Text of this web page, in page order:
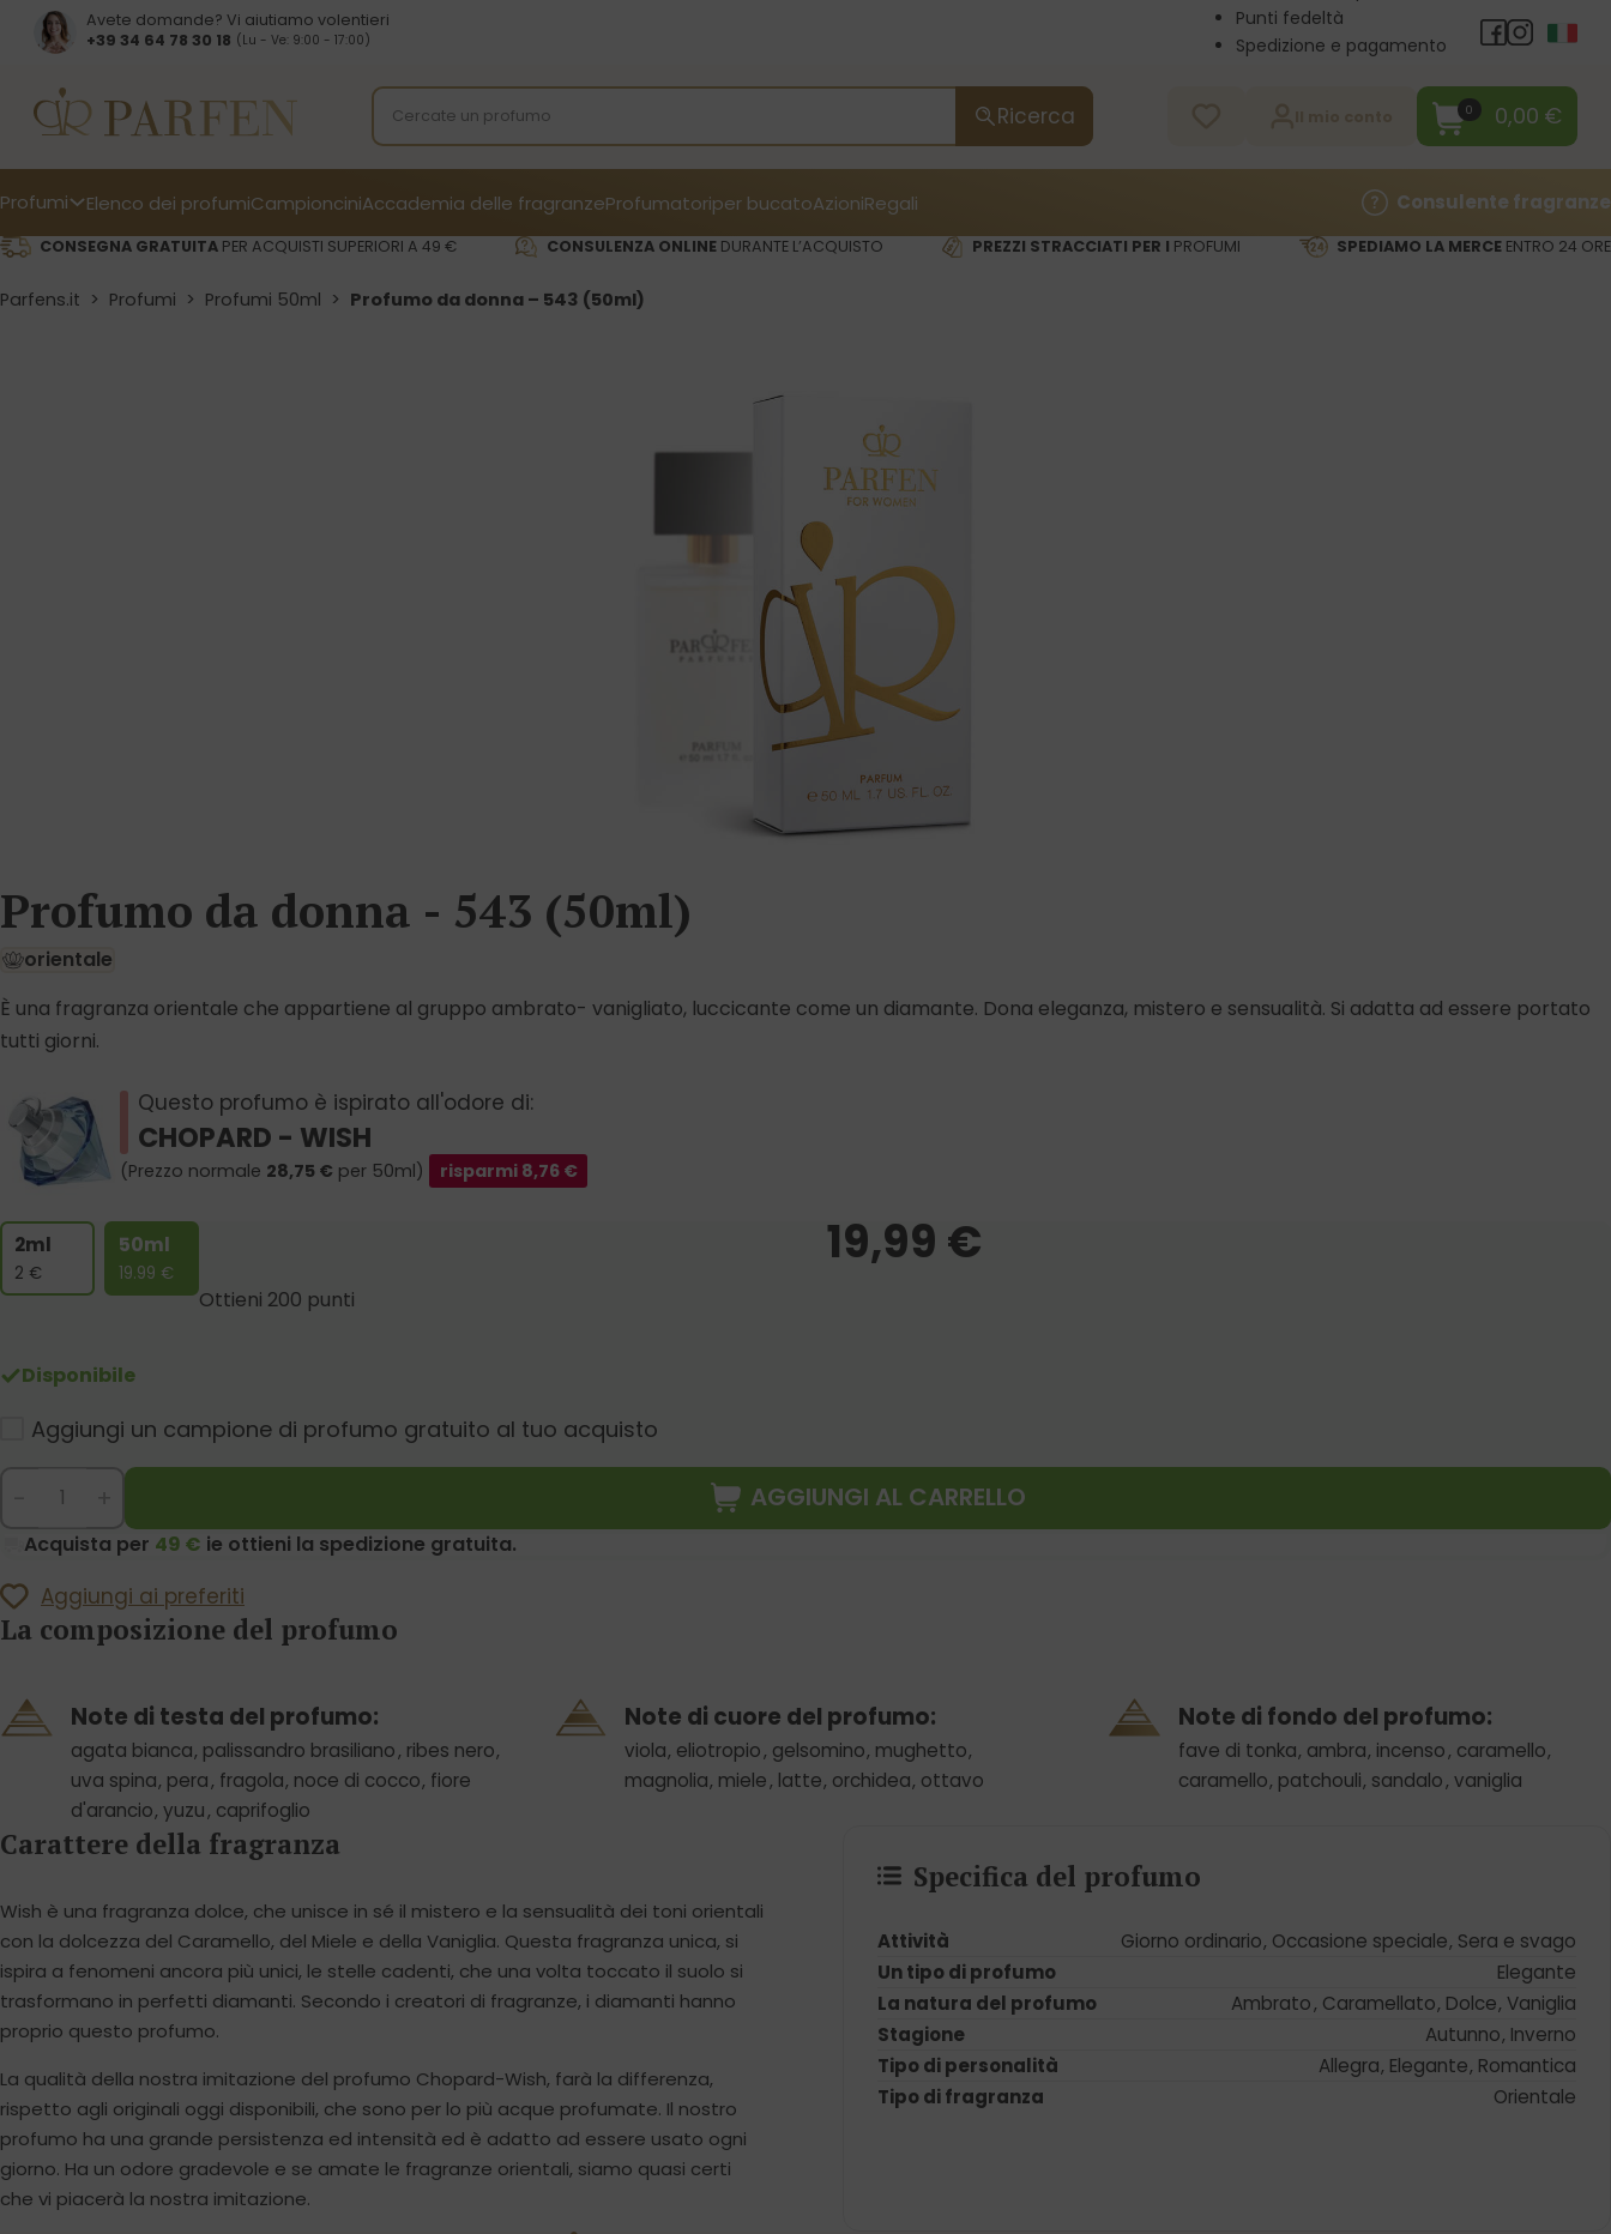
Avete domande? Vi aiutiamo volentieri
+39 34 64 78 30 18 (Lu - Ve: 9:00 - 17:00)
Punti fedeltà
Spedizione e pagamento
Ricerca 0 0,00 €
Profumi Elenco dei profumiCampionciniAccademia delle fragranzeProfumatoriper bucatoAzioniRegali Consulente fragranze
CONSEGNA GRATUITA PER ACQUISTI SUPERIORI A 49 € CONSULENZA ONLINEDURANTE L’ACQUISTO PREZZI STRACCIATI PER I PROFUMI SPEDIAMO LA MERCE ENTRO 24 ORE
Parfens.it > Profumi > Profumi 50ml > Profumo da donna – 543 (50ml)
Profumo da donna - 543 (50ml)
orientale
È una fragranza orientale che appartiene al gruppo ambrato- vanigliato, luccicante come un diamante. Dona eleganza, mistero e sensualità. Si adatta ad essere portato
tutti giorni.
Questo profumo è ispirato all'odore di:
CHOPARD - WISH
(Prezzo normale 28,75 € per 50ml) risparmi 8,76 €
2ml
2 €
50ml
19.99 €
19,99 €
Ottieni 200 punti
Disponibile
Aggiungi un campione di profumo gratuito al tuo acquisto
AGGIUNGI AL CARRELLO
Acquista per 49 € ie ottieni la spedizione gratuita.
Aggiungi ai preferiti
La composizione del profumo
Note di testa del profumo:
agata bianca, palissandro brasiliano, ribes nero,
uva spina, pera, fragola, noce di cocco, fiore
d'arancio, yuzu, caprifoglio
Note di cuore del profumo:
viola, eliotropio, gelsomino, mughetto,
magnolia, miele, latte, orchidea, ottavo
Note di fondo del profumo:
fave di tonka, ambra, incenso, caramello,
caramello, patchouli, sandalo, vaniglia
Carattere della fragranza
Wish è una fragranza dolce, che unisce in sé il mistero e la sensualità dei toni orientali
con la dolcezza del Caramello, del Miele e della Vaniglia. Questa fragranza unica, si
ispira a fenomeni ancora più unici, le stelle cadenti, che una volta toccato il suolo si
trasformano in perfetti diamanti. Secondo i creatori di fragranze, i diamanti hanno
proprio questo profumo.
La qualità della nostra imitazione del profumo Chopard-Wish, farà la differenza,
rispetto agli originali oggi disponibili, che sono per lo più acque profumate. Il nostro
profumo ha una grande persistenza ed intensità ed è adatto ad essere usato ogni
giorno. Ha un odore gradevole e se amate le fragranze orientali, siamo quasi certi
che vi piacerà la nostra imitazione.
Specifica del profumo
Attività Giorno ordinario, Occasione speciale, Sera e svago
Un tipo di profumo
Elegante
La natura del profumo
Ambrato, Caramellato, Dolce, Vaniglia
Stagione
Autunno, Inverno
Tipo di personalità
Allegra, Elegante, Romantica
Tipo di fragranza
Orientale